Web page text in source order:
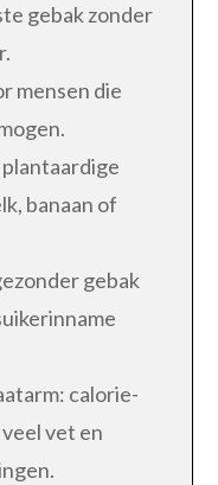
gebak zonder
mensen die
banaan of
gebak
calorie-
vet en